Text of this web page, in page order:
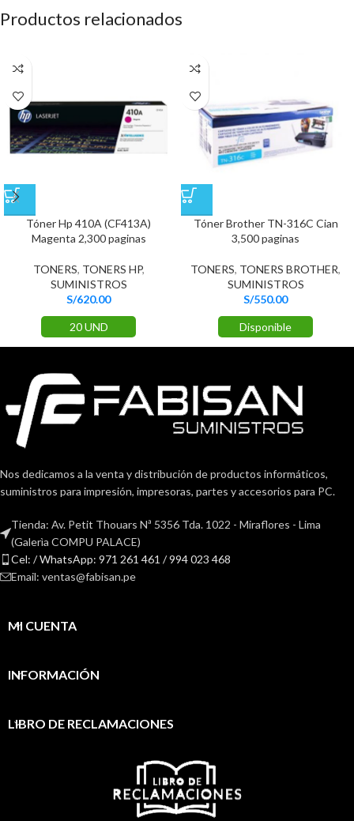
Productos relacionados
Tóner Hp 410A (CF413A)
Magenta 2,300 paginas
TONERS, TONERS HP,
SUMINISTROS
S/620.00
20 UND
Tóner Brother TN-316C Cian
3,500 paginas
TONERS, TONERS BROTHER,
SUMINISTROS
S/550.00
Disponible
Nos dedicamos a la venta y distribución de productos informáticos,
suministros para impresión, impresoras, partes y accesorios para PC.
Tienda: Av. Petit Thouars Nª 5356 Tda. 1022 - Miraflores - Lima
(Galerìa COMPU PALACE)
Cel: / WhatsApp: 971 261 461 / 994 023 468
Email: ventas@fabisan.pe
MI CUENTA
INFORMACIÓN
LIBRO DE RECLAMACIONES